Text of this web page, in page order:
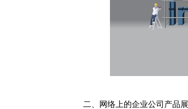
二、网络上的企业公司产品展